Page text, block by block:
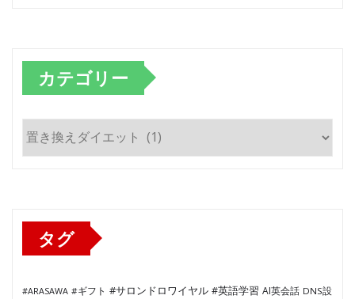
カテゴリー
カ
テ
タグ
#ARASAWA #ギフト #サロンドロワイヤル #英語学習 AI英会話 DNS設